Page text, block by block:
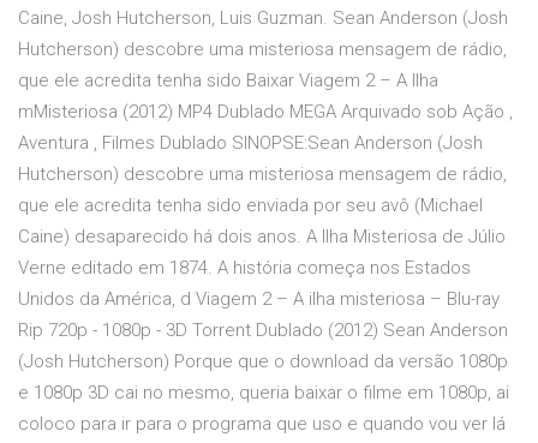
Caine, Josh Hutcherson, Luis Guzman. Sean Anderson (Josh
Hutcherson) descobre uma misteriosa mensagem de rádio,
que ele acredita tenha sido Baixar Viagem 2 – A Ilha
mMisteriosa (2012) MP4 Dublado MEGA Arquivado sob Ação ,
Aventura , Filmes Dublado SINOPSE:Sean Anderson (Josh
Hutcherson) descobre uma misteriosa mensagem de rádio,
que ele acredita tenha sido enviada por seu avô (Michael
Caine) desaparecido há dois anos. A Ilha Misteriosa de Júlio
Verne editado em 1874. A história começa nos Estados
Unidos da América, d Viagem 2 – A ilha misteriosa – Blu-ray
Rip 720p - 1080p - 3D Torrent Dublado (2012) Sean Anderson
(Josh Hutcherson) Porque que o download da versão 1080p
e 1080p 3D cai no mesmo, queria baixar o filme em 1080p, ai
coloco para ir para o programa que uso e quando vou ver lá